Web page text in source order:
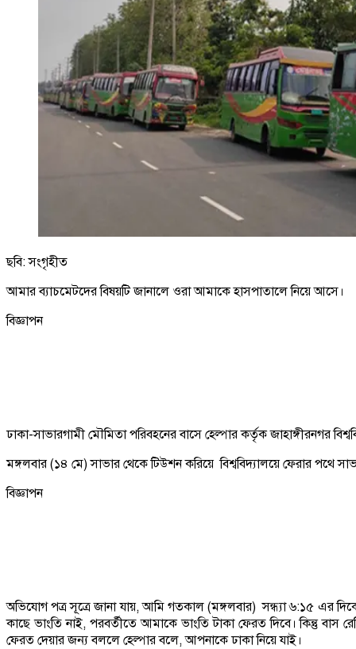
ছবি: সংগৃহীত
আমার ব্যাচমেটদের বিষয়টি জানালে ওরা আমাকে হাসপাতালে নিয়ে আসে।
বিজ্ঞাপন
ঢাকা-সাভারগামী মৌমিতা পরিবহনের বাসে হেল্পার কর্তৃক জাহাঙ্গীরনগর
মঙ্গলবার (১৪ মে) সাভার থেকে টিউশন করিয়ে বিশ্ববিদ্যালয়ে ফেরার পথে
বিজ্ঞাপন
অভিযোগ পত্র সূত্রে জানা যায়, আমি গতকাল (মঙ্গলবার) সন্ধ্যা ৬:১৫ এর
কাছে ভাংতি নাই, পরবর্তীতে আমাকে ভাংতি টাকা ফেরত দিবে। কিন্তু বাস
ফেরত দেয়ার জন্য বললে হেল্পার বলে, আপনাকে ঢাকা নিয়ে যাই।